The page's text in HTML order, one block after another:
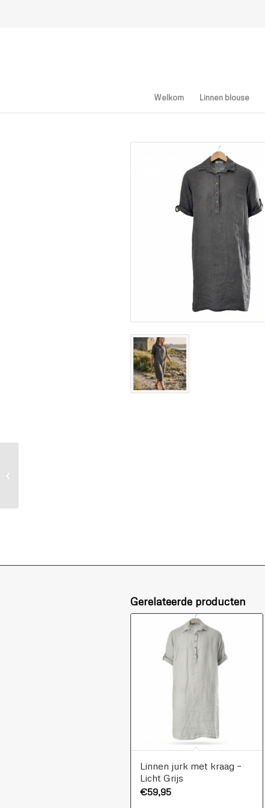
Welkom Linnen blouse
Gerelateerde producten
Linnen jurk met kraag –
Licht Grijs
€59,95